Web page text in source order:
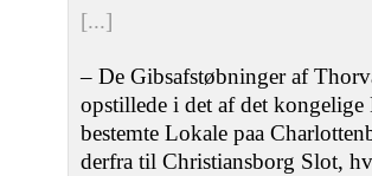
[...]
– De Gibsafstøbninger af
opstillede i det af det
bestemte Lokale paa
derfra til Christiansborg Slot,